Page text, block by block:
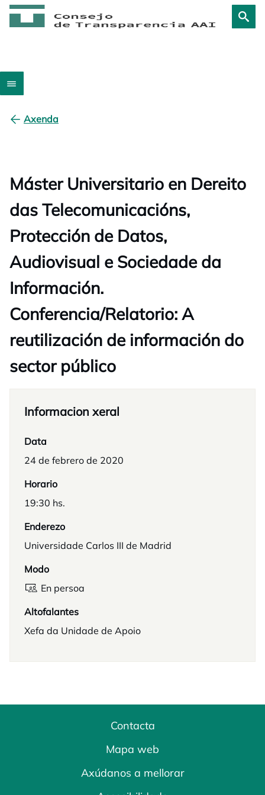
Axenda
Máster Universitario en Dereito
das Telecomunicacións,
Protección de Datos,
Audiovisual e Sociedade da
Información.
Conferencia/Relatorio: A
reutilización de información do
sector público
Informacion xeral
Data
24 de febrero de 2020
Horario
19:30 hs.
Enderezo
Universidade Carlos III de Madrid
Modo
En persoa
Altofalantes
Xefa da Unidade de Apoio
Contacta
Mapa web
Axúdanos a mellorar